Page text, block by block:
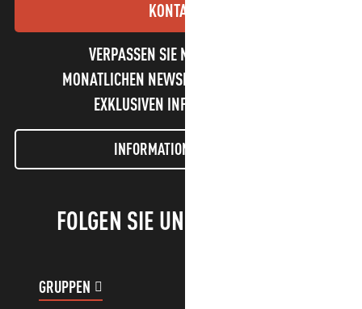
KONTAKT
VERPASSEN SIE NICHT UNSEREN
MONATLICHEN NEWSLETTER UND UNSERE
EXKLUSIVEN INFORMATIONEN!
INFORMATIONEN LETTER
FOLGEN SIE UNS!
GRUPPEN